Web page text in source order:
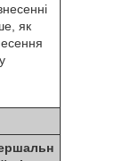
як